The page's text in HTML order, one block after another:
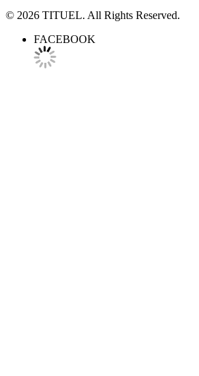
© 2026 TITUEL. All Rights Reserved.
FACEBOOK